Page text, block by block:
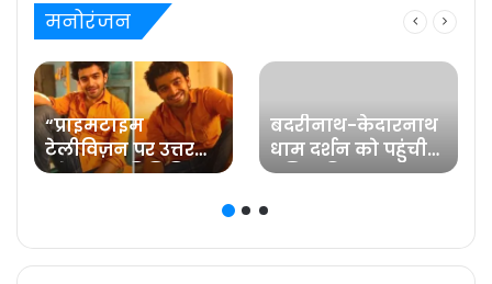
मनोरंजन
“प्राइमटाइम
टेलीविज़न पर उत्तर
प्रदेश का प्रतिनिधित्व
प्रविष्ट मिश्रा, कलर्स के
‘बरेली के बच्चन’ में
बदरीनाथ-केदारनाथ
धाम दर्शन को पहुंची
प्रसिद्ध फिल्म